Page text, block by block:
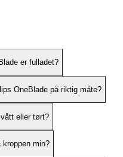
er fulladet?
OneBlade på riktig måte?
eller tørt?
kroppen min?